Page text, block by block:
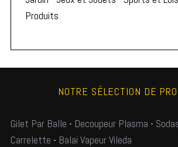
Produits
NOTRE SÉLECTION DE
Gilet Par Balle - Decoupeur Plasma -
Carrelette - Balai Vapeur Vileda